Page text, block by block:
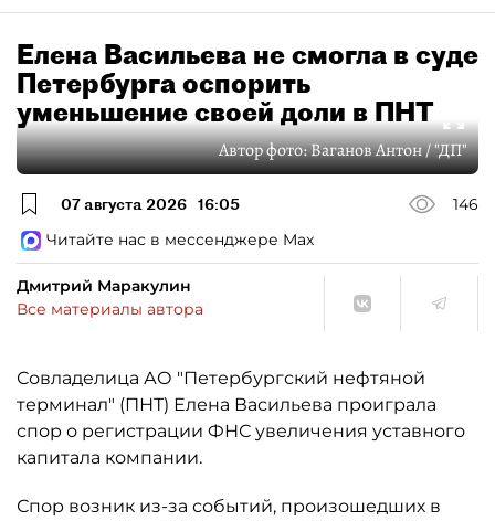
Елена Васильева не смогла в суде
Петербурга оспорить
уменьшение своей доли в ПНТ
Автор фото:Ваганов Антон / "ДП"
07 августа 2026 16:05
146
Читайте нас в мессенджере Max
Дмитрий Маракулин
Все материалы автора
Совладелица АО "Петербургский нефтяной
терминал" (ПНТ) Елена Васильева проиграла
спор о регистрации ФНС увеличения уставного
капитала компании.
Спор возник из-за событий, произошедших в